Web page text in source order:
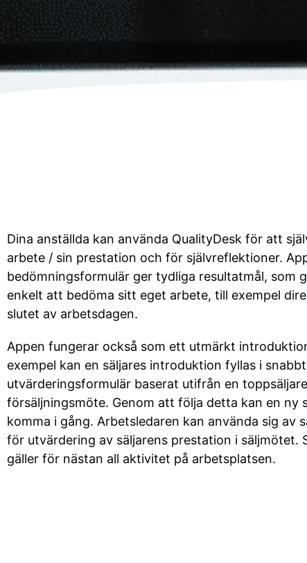
Dina anställda kan använda QualityDesk för att
arbete / sin prestation och för självreflektioner.
bedömningsformulär ger tydliga resultatmål, som
enkelt att bedöma sitt eget arbete, till exempel
slutet av arbetsdagen.
Appen fungerar också som ett utmärkt
exempel kan en säljares introduktion fyllas i
utvärderingsformulär baserat utifrån en
försäljningsmöte. Genom att följa detta kan en ny
komma i gång. Arbetsledaren kan använda sig av
för utvärdering av säljarens prestation i säljmötet.
gäller för nästan all aktivitet på arbetsplatsen.